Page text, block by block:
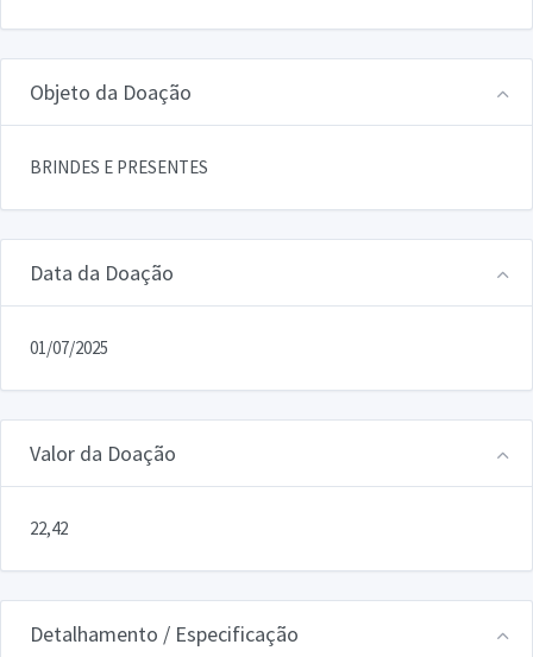
Objeto da Doação
BRINDES E PRESENTES
Data da Doação
01/07/2025
Valor da Doação
22,42
Detalhamento / Especificação